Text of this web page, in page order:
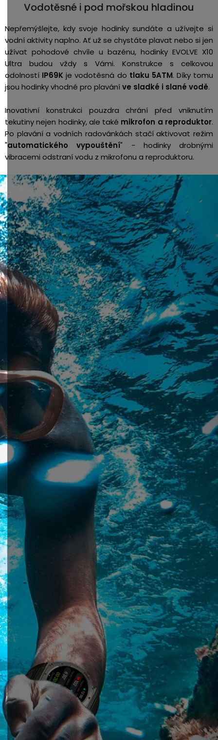
Vodotěsné i pod mořskou hladinou
Nepřemýšlejte, kdy svoje hodinky sundáte a užívejte si
vodní aktivity naplno. Ať už se chystáte plavat nebo si jen
užívat pohodové chvíle u bazénu, hodinky EVOLVE X10
Ultra budou vždy s Vámi. Konstrukce s celkovou
odolností IP69Kje vodotěsná do tlaku 5ATM. Díky tomu
jsou hodinky vhodné pro plaváníve sladké i slané vodě.
Inovativní konstrukci pouzdra chrání před vniknutím
tekutiny nejen hodinky, ale také mikrofon a reproduktor.
Po plavání a vodních radovánkách stačí aktivovat režim
"automatického vypouštění" - hodinky drobnými
vibracemi odstraní vodu z mikrofonu a reproduktoru.